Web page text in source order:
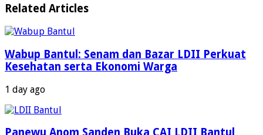
Related Articles
Wabup Bantul: Senam dan Bazar LDII Perkuat
Kesehatan serta Ekonomi Warga
1 day ago
Panewu Anom Sanden Buka CAI LDII Bantul,